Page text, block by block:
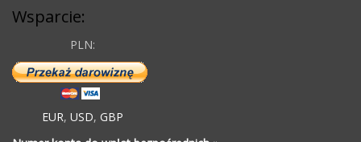
Wsparcie:
PLN:
EUR, USD, GBP